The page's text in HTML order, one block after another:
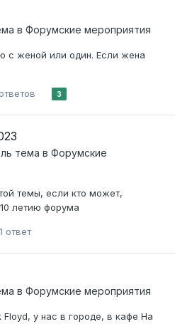
в Форумские мероприятия
с женой или один. Если жена
3
тема в Форумские
темы, если кто может,
летию форума
ответ
в Форумские мероприятия
Floyd, у нас в городе, в кафе На